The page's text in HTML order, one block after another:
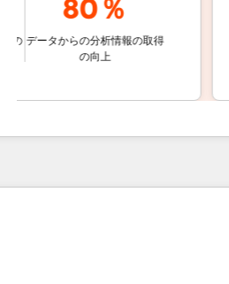
80％
データからの分析情報の取得
の向上